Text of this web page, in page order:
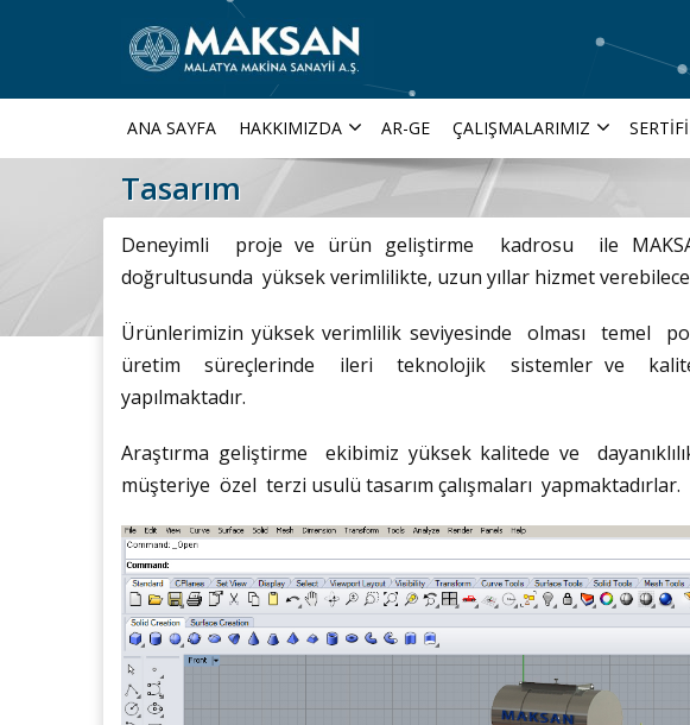
ANA SAYFA HAKKIMIZDA AR-GE ÇALIŞMALARIMIZ
Tasarım
Deneyimli proje ve ürün geliştirme kadrosu ile
doğrultusunda yüksek verimlilikte, uzun yıllar hizmet
Ürünlerimizin yüksek verimlilik seviyesinde olması temel
üretim süreçlerinde ileri teknolojik sistemler ve
yapılmaktadır.
Araştırma geliştirme ekibimiz yüksek kalitede ve
müşteriye özel terzi usulü tasarım çalışmaları yapmaktadırlar.